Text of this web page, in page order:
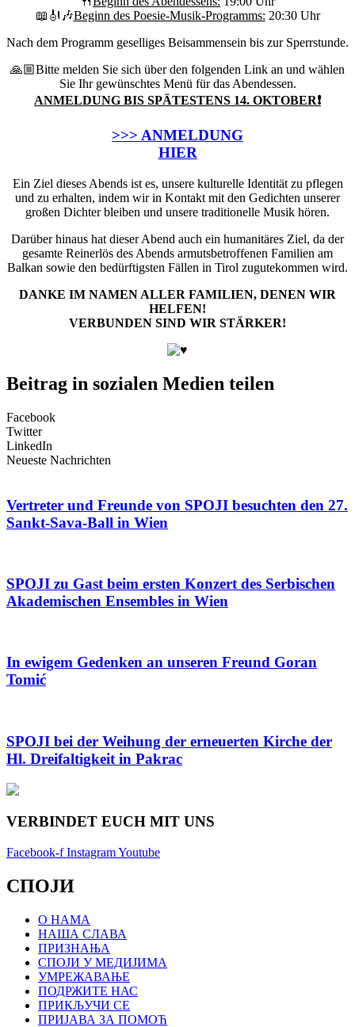
📖🎻🎶Beginn des Poesie-Musik-Programms: 20:30 Uhr
Nach dem Programm geselliges Beisammensein bis zur Sperrstunde.
🙏🏼Bitte melden Sie sich über den folgenden Link an und wählen
Sie Ihr gewünschtes Menü für das Abendessen.
ANMELDUNG BIS SPÄTESTENS 14. OKTOBER❗️
>>> ANMELDUNG
HIER
Ein Ziel dieses Abends ist es, unsere kulturelle Identität zu pflegen
und zu erhalten, indem wir in Kontakt mit den Gedichten unserer
großen Dichter bleiben und unsere traditionelle Musik hören.
Darüber hinaus hat dieser Abend auch ein humanitäres Ziel, da der
gesamte Reinerlös des Abends armutsbetroffenen Familien am
Balkan sowie den bedürftigsten Fällen in Tirol zugutekommen wird.
DANKE IM NAMEN ALLER FAMILIEN, DENEN WIR
HELFEN!
VERBUNDEN SIND WIR STÄRKER!
Beitrag in sozialen Medien teilen
Facebook
Twitter
LinkedIn
Neueste Nachrichten
Vertreter und Freunde von SPOJI besuchten den 27.
Sankt-Sava-Ball in Wien
SPOJI zu Gast beim ersten Konzert des Serbischen
Akademischen Ensembles in Wien
In ewigem Gedenken an unseren Freund Goran
Tomić
SPOJI bei der Weihung der erneuerten Kirche der
Hl. Dreifaltigkeit in Pakrac
VERBINDET EUCH MIT UNS
Facebook-f InstagramYoutube
СПОЈИ
О НАМА
НАША СЛАВА
ПРИЗНАЊА
СПОЈИ У МЕДИЈИМА
УМРЕЖАВАЊЕ
ПОДРЖИТЕ НАС
ПРИКЉУЧИ СЕ
ПРИЈАВА ЗА ПОМОЋ